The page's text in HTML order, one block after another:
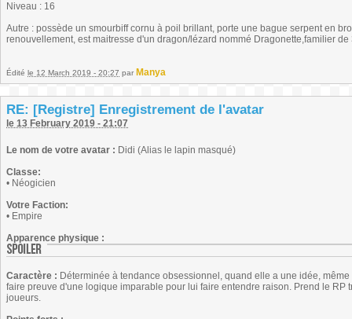
Niveau : 16
Autre : possède un smourbiff cornu à poil brillant, porte une bague serpent en
renouvellement, est maitresse d'un dragon/lézard nommé Dragonette,familier
Édité le 12 March 2019 - 20:27 par Manya
RE: [Registre] Enregistrement de l'avatar
le 13 February 2019 - 21:07
Le nom de votre avatar : Didi (Alias le lapin masqué)
Classe:
• Néogicien
Votre Faction:
• Empire
Apparence physique :
Caractère : Déterminée à tendance obsessionnel, quand elle a une idée,
faire preuve d'une logique imparable pour lui faire entendre raison. Prend le RP
joueurs.